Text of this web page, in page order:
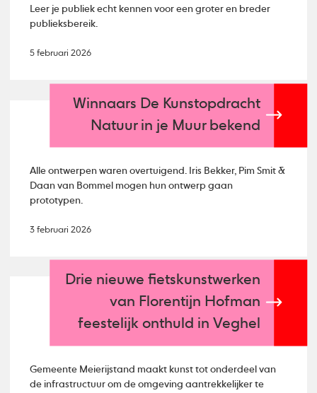
Leer je publiek echt kennen voor een groter en breder
publieksbereik.
5 februari 2026
Winnaars De Kunstopdracht
Natuur in je Muur bekend
Alle ontwerpen waren overtuigend. Iris Bekker, Pim Smit &
Daan van Bommel mogen hun ontwerp gaan
prototypen.
3 februari 2026
Drie nieuwe fietskunstwerken
van Florentijn Hofman
feestelijk onthuld in Veghel
Gemeente Meierijstand maakt kunst tot onderdeel van
de infrastructuur om de omgeving aantrekkelijker te